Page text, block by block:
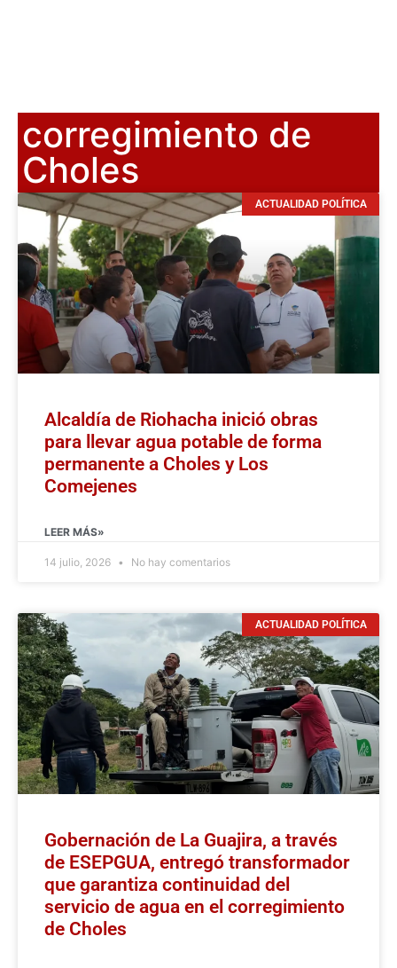
corregimiento de
Choles
ACTUALIDAD POLÍTICA
Alcaldía de Riohacha inició obras
para llevar agua potable de forma
permanente a Choles y Los
Comejenes
LEER MÁS»
14 julio, 2026 No hay comentarios
ACTUALIDAD POLÍTICA
Gobernación de La Guajira, a través
de ESEPGUA, entregó transformador
que garantiza continuidad del
servicio de agua en el corregimiento
de Choles